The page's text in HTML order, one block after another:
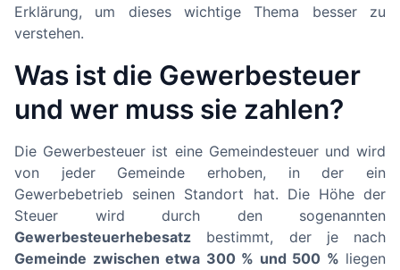
Erklärung, um dieses wichtige Thema besser zu
verstehen.
Was ist die Gewerbesteuer
und wer muss sie zahlen?
Die Gewerbesteuer ist eine Gemeindesteuer und wird
von jeder Gemeinde erhoben, in der ein
Gewerbebetrieb seinen Standort hat. Die Höhe der
Steuer wird durch den sogenannten
Gewerbesteuerhebesatz bestimmt, der je nach
Gemeinde zwischen etwa 300 % und 500 % liegen